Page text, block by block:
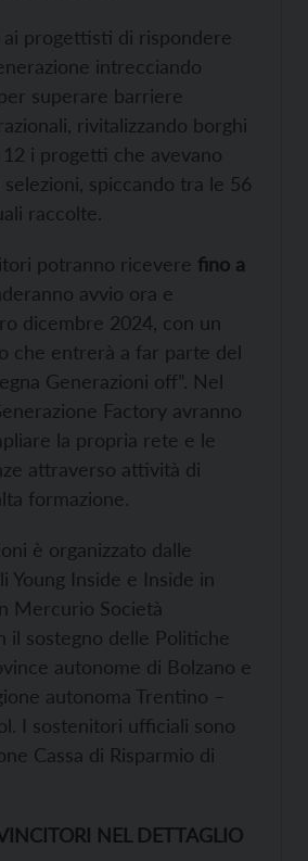
ai progettisti di rispondere
intrecciando
superare barriere
rivitalizzando borghi
i progetti che avevano
spiccando tra le 56
raccolte.
potranno ricevere fino a
avvio ora e
dicembre 2024, con un
che entrerà a far parte del
Generazioni off”. Nel
Factory avranno
la propria rete e le
attraverso attività di
formazione.
è organizzato dalle
Young Inside e Inside in
Mercurio Società
il sostegno delle Politiche
autonome di Bolzano e
autonoma Trentino –
I sostenitori ufficiali sono
Cassa di Risparmio di
NEL DETTAGLIO